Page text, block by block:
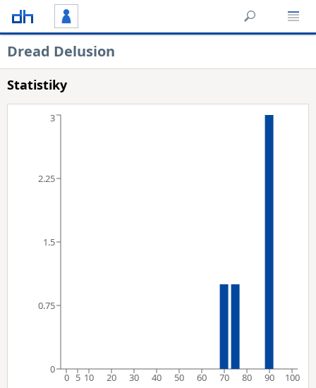
Dread Delusion
Statistiky
0 5 10 20 30 40 50 60 70 80 90 100
0
0.75
1.5
2.25
3